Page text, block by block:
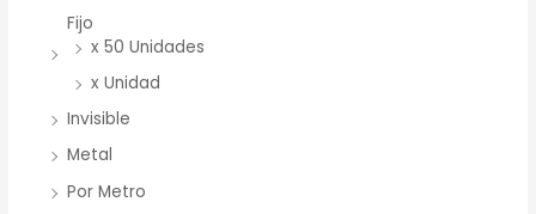
Fijo
x 50 Unidades
x Unidad
Invisible
Metal
Por Metro